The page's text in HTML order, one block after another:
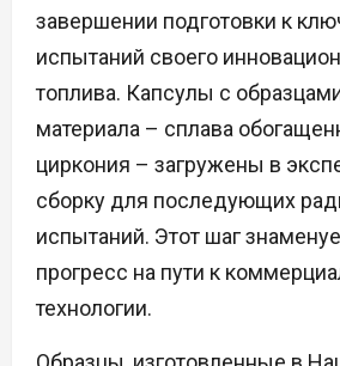
завершении подготовки к
испытаний своего
топлива. Капсулы с
материала – сплава
циркония – загружены в
сборку для последующих
испытаний. Этот шаг
прогресс на пути к
технологии.